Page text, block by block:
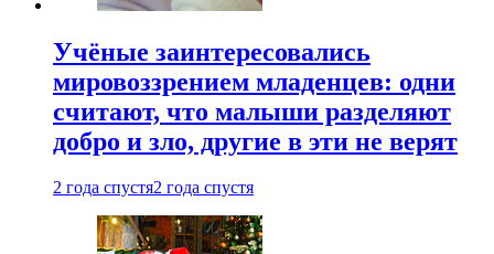
Учёные заинтересовались
мировоззрением младенцев: одни
считают, что малыши разделяют
добро и зло, другие в эти не верят
2 года спустя2 года спустя